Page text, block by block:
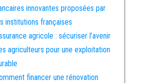
innovantes proposées par
institutions françaises
agricole : sécuriser l’avenir
agriculteurs pour une exploitation
financer une rénovation